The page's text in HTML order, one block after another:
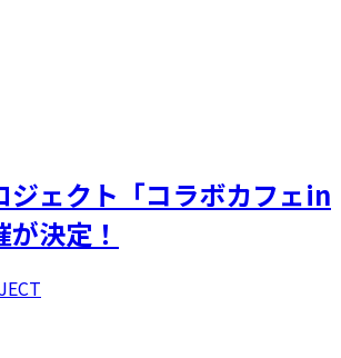
ジェクト「コラボカフェin
決定！